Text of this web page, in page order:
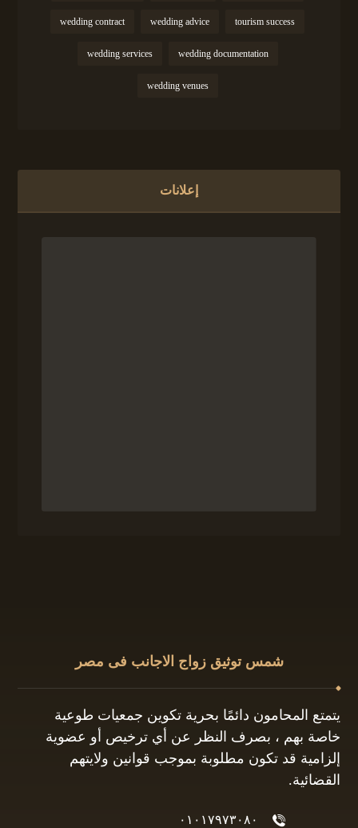
tourism success
wedding advice
wedding contract
wedding documentation
wedding services
wedding venues
إعلانات
شمس توثيق زواج الاجانب فى مصر
يتمتع المحامون دائمًا بحرية تكوين جمعيات طوعية
خاصة بهم ، بصرف النظر عن أي ترخيص أو عضوية
إلزامية قد تكون مطلوبة بموجب قوانين ولايتهم
القضائية.
٠١٠١٧٩٧٣٠٨٠